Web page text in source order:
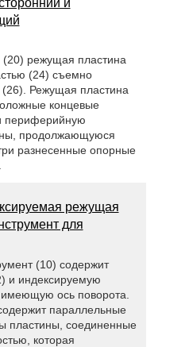
и
режущая пластина
(24) съемно
(26). Режущая пластина
концевые
периферийную
продолжающуюся
разнесенные опорные
режущая
для
(10) содержит
и индексируемую
ось поворота.
параллельные
пластины, соединенные
которая